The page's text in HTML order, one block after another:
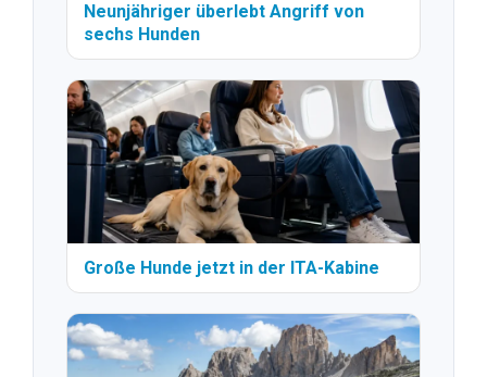
Neunjähriger überlebt Angriff von
sechs Hunden
Große Hunde jetzt in der ITA-Kabine